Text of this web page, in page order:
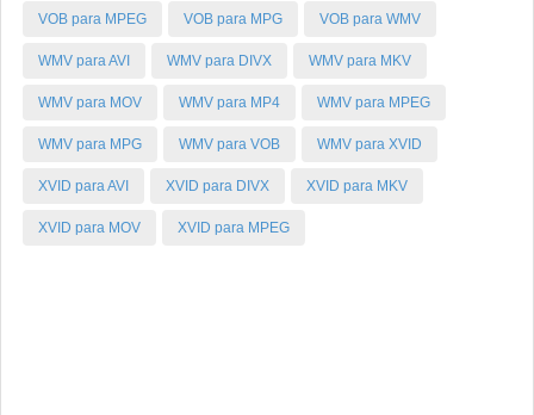
VOB para MPEG VOB para MPG VOB para WMV
WMV para AVI WMV para DIVX WMV para MKV
WMV para MOV WMV para MP4 WMV para MPEG
WMV para MPG WMV para VOB WMV para XVID
XVID para AVI XVID para DIVX XVID para MKV
XVID para MOV XVID para MPEG